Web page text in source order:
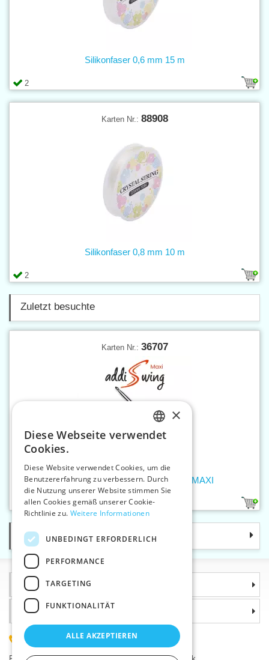
2
Silikonfaser 0,6 mm 15 m
Karten Nr.: 88908
2
Silikonfaser 0,8 mm 10 m
Zuletzt besuchte
Karten Nr.: 36707
1
Wollhäkelnadel 5,5 mm addiSwing MAXI
Kategorie
Informationen
Warum sollten Sie gerade uns wählen?
(+420) 585 051 217
Plzeňská 868, 783 91 Uničov, Tschechische Republik
CZECH
ENGLISH
×
Diese Webseite verwendet
Cookies.
Diese Website verwendet Cookies, um die
Benutzererfahrung zu verbessern. Durch
die Nutzung unserer Website stimmen Sie
allen Cookies gemäß unserer Cookie-
Richtlinie zu. Weitere Informationen
UNBEDINGT ERFORDERLICH
PERFORMANCE
TARGETING
FUNKTIONALITÄT
ALLE AKZEPTIEREN